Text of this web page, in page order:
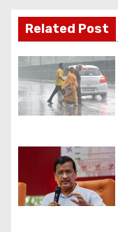
Related Post